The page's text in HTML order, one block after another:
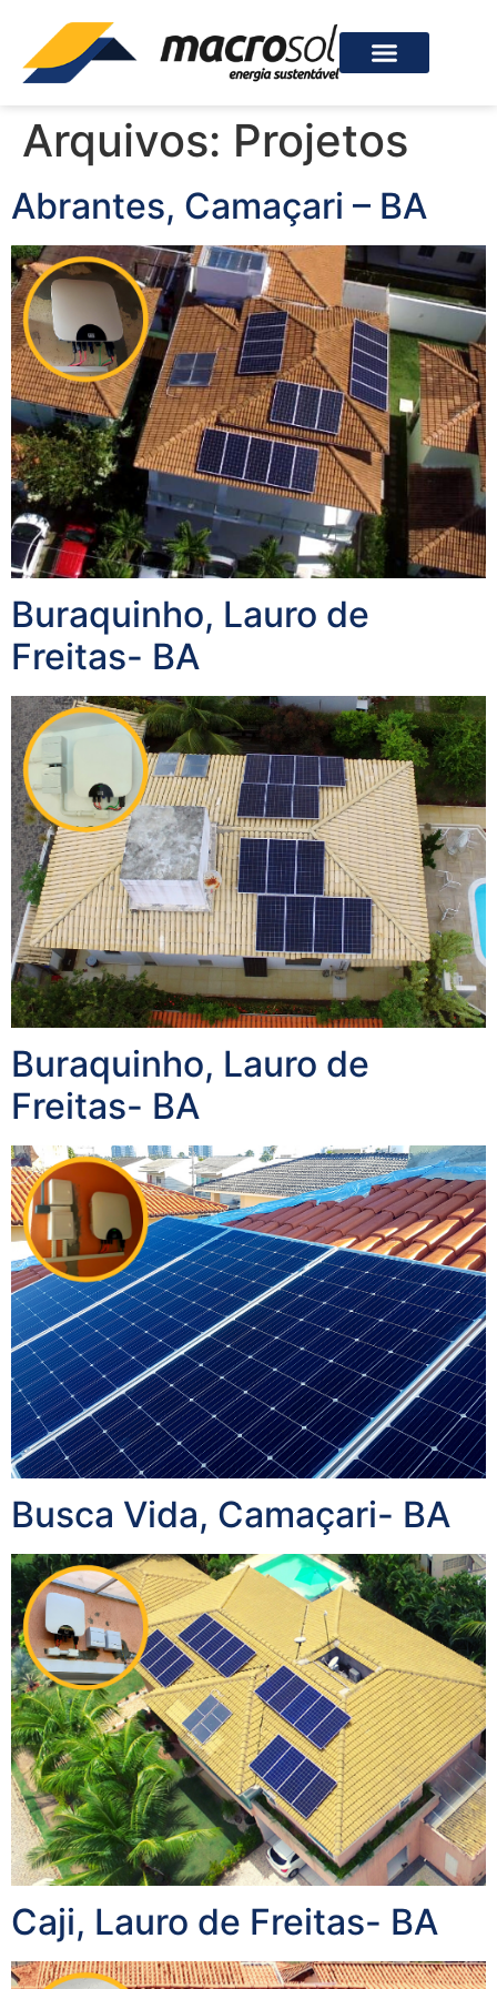
Arquivos: Projetos
Abrantes, Camaçari – BA
Buraquinho, Lauro de
Freitas- BA
Buraquinho, Lauro de
Freitas- BA
Busca Vida, Camaçari- BA
Caji, Lauro de Freitas- BA